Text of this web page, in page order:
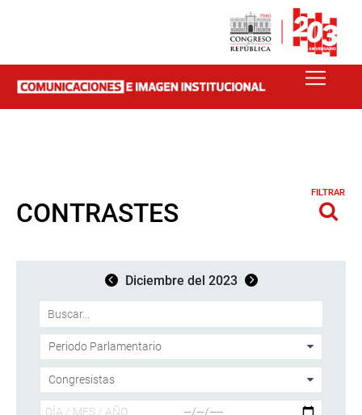
CONTRASTES
FILTRAR
Diciembre del 2023